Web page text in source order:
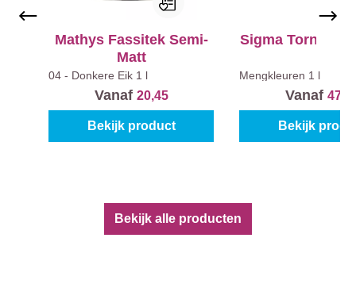
Mathys Fassitek Semi-
Matt
04 - Donkere Eik 1 l
Vanaf 20,45
Bekijk product
Sigma Torno
Mengkleuren 1 l
Vanaf
Bekijk
Bekijk alle producten